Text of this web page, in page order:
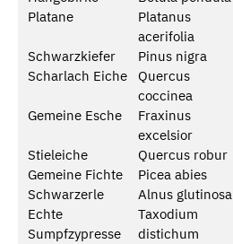
Platane
Platanus
acerifolia
Schwarzkiefer Pinus nigra
Scharlach Eiche
Quercus
coccinea
Gemeine Esche
Fraxinus
excelsior
Stieleiche Quercus robur
Gemeine Fichte
Picea abies
Schwarzerle
Alnus glutinosa
Echte
Sumpfzypresse
Taxodium
distichum